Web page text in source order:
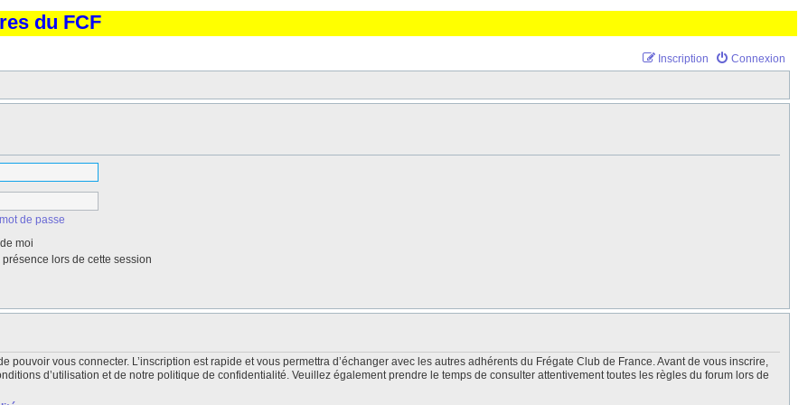
du FCF
Connexion
Inscription
de passe
moi
présence lors de cette session
pouvoir vous connecter. L’inscription est rapide et vous permettra d’échanger avec les autres adhérents du Frégate Club de France. Avant de vous inscrire,
d’utilisation et de notre politique de confidentialité. Veuillez également prendre le temps de consulter attentivement toutes les règles du forum lors de